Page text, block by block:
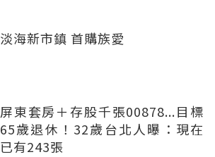
淡海新市鎮 首購族愛
屏東套房＋存股千張00878...目標
65歲退休！32歲台北人曝：現在
已有243張